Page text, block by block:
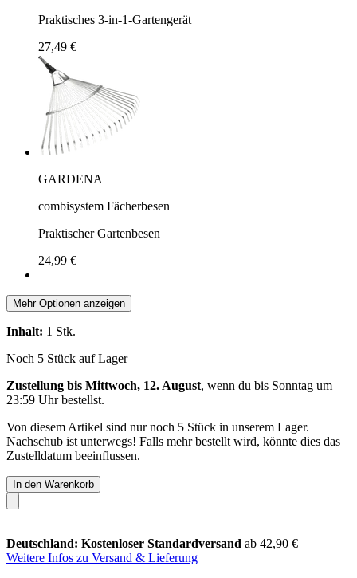
Praktisches 3-in-1-Gartengerät
27,49 €
GARDENA
combisystem Fächerbesen
Praktischer Gartenbesen
24,99 €
Mehr Optionen anzeigen
Inhalt: 1 Stk.
Noch 5 Stück auf Lager
Zustellung bis Mittwoch, 12. August, wenn du bis Sonntag um
23:59 Uhrbestellst.
Von diesem Artikel sind nur noch 5 Stück in unserem Lager.
Nachschub ist unterwegs! Falls mehr bestellt wird, könnte dies das
Zustelldatum beeinflussen.
In den Warenkorb
Deutschland: Kostenloser Standardversand ab 42,90 €
Weitere Infos zu Versand & Lieferung